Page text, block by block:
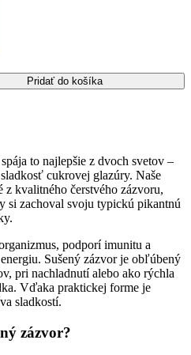
Pridať do košíka
to najlepšie z dvoch svetov –
cukrovej glazúry. Naše
z kvalitného čerstvého zázvoru,
si zachoval svoju typickú pikantnú
podporí imunitu a
Sušený zázvor je obľúbený
pri nachladnutí alebo ako rýchla
Vďaka praktickej forme je
sladkostí.
zázvor?